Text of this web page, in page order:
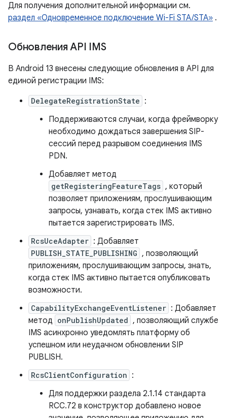
Для получения дополнительной информации см.
раздел «Одновременное подключение Wi-Fi STA/STA» .
Обновления API IMS
В Android 13 внесены следующие обновления в API для
единой регистрации IMS:
DelegateRegistrationState :
Поддерживаются случаи, когда фреймворку
необходимо дождаться завершения SIP-
сессий перед разрывом соединения IMS
PDN.
Добавляет метод
getRegisteringFeatureTags , который
позволяет приложениям, прослушивающим
запросы, узнавать, когда стек IMS активно
пытается зарегистрировать IMS.
RcsUceAdapter : Добавляет
PUBLISH_STATE_PUBLISHING , позволяющий
приложениям, прослушивающим запросы, знать,
когда стек IMS активно пытается опубликовать
возможности.
CapabilityExchangeEventListener : Добавляет
метод onPublishUpdated , позволяющий службе
IMS асинхронно уведомлять платформу об
успешном или неудачном обновлении SIP
PUBLISH.
RcsClientConfiguration :
Для поддержки раздела 2.1.14 стандарта
RCC.72 в конструктор добавлено новое